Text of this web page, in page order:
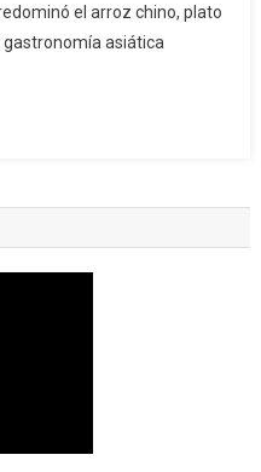
el arroz chino, plato
asiática